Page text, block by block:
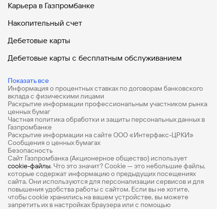
Карьера в Газпромбанке
Накопительный счет
Дебетовые карты
Дебетовые карты с бесплатным обслуживанием
Показать все
Банковские вклады на 3 месяца
Вклады с высоким процентом
Калькулятор вкладов
Виртуальные карты
Премиум
РКО
Ипотечный калькулятор
Информация о процентных ставках по договорам банковского
вклада с физическими лицами
Раскрытие информации профессиональным участником рынка
ценных бумаг
Частная политика обработки и защиты персональных данных в
Газпромбанке
Раскрытие информации на сайте ООО «Интерфакс-ЦРКИ»
Сообщения о ценных бумагах
Безопасность
Сайт Газпромбанка (Акционерное общество) использует
cookie-файлы. Что это значит? Сookie — это небольшие файлы,
которые содержат информацию о предыдущих посещениях
сайта. Они используются для персонализации сервисов и для
повышения удобства работы с сайтом. Если вы не хотите,
чтобы сookie хранились на вашем устройстве, вы можете
запретить их в настройках браузера или с помощью